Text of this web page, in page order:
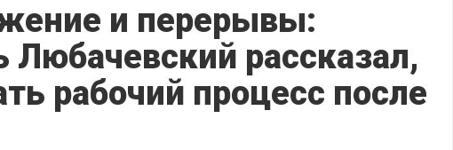
и перерывы:
Любачевский рассказал,
рабочий процесс после